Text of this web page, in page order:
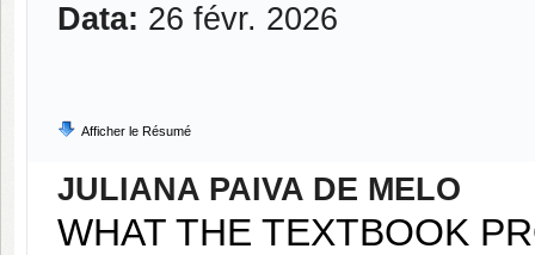
Data: 26 févr. 2026
Afficher le Résumé
JULIANA PAIVA DE MELO
WHAT THE TEXTBOOK